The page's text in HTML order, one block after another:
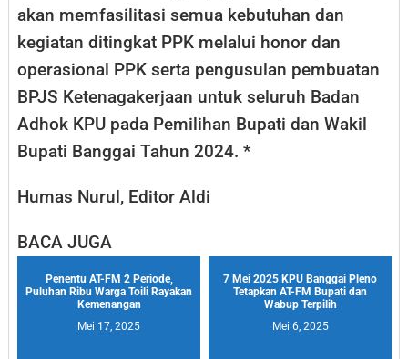
akan memfasilitasi semua kebutuhan dan
kegiatan ditingkat PPK melalui honor dan
operasional PPK serta pengusulan pembuatan
BPJS Ketenagakerjaan untuk seluruh Badan
Adhok KPU pada Pemilihan Bupati dan Wakil
Bupati Banggai Tahun 2024. *
Humas Nurul, Editor Aldi
BACA JUGA
Penentu AT-FM 2 Periode,
Puluhan Ribu Warga Toili Rayakan
Kemenangan
Mei 17, 2025
7 Mei 2025 KPU Banggai Pleno
Tetapkan AT-FM Bupati dan
Wabup Terpilih
Mei 6, 2025